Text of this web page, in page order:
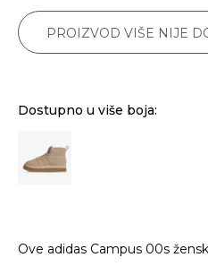
PROIZVOD VIŠE NIJE
Dostupno u više boja:
Ove adidas Campus 00s